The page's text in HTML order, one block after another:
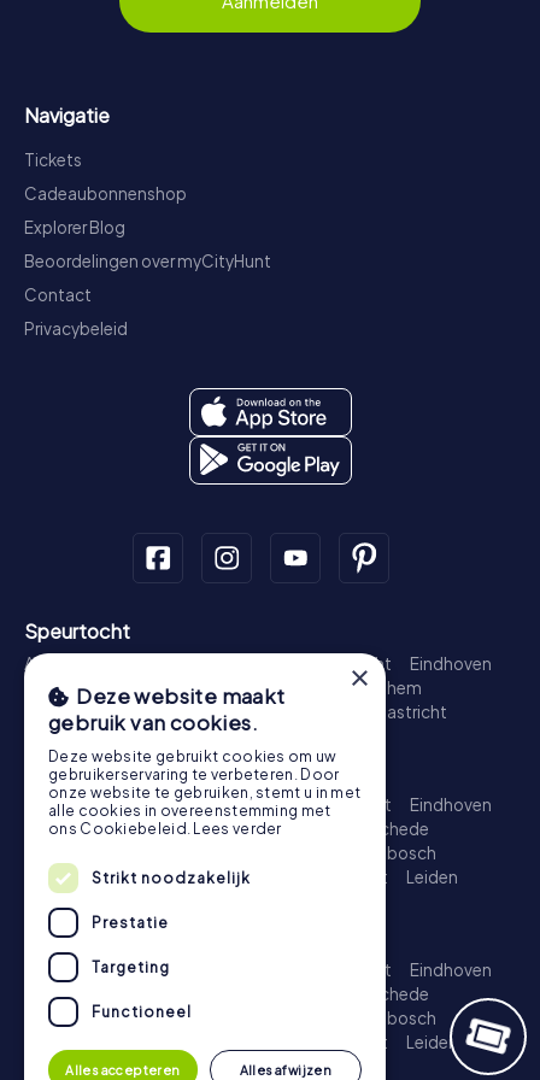
Navigatie
Tickets
Cadeaubonnenshop
Explorer Blog
Beoordelingen over myCityHunt
Contact
Privacybeleid
Speurtocht
Amsterdam Utrecht
Eindhoven
Groningen
Breda Nijmegen Haarlem
Arnhem
Amersfoort
's-Hertogenbosch
Maastricht
Leiden
Dordrecht
Schattenjacht
Amsterdam Rotterdam Den Haag Utrecht
Eindhoven
Groningen
Almere Breda Nijmegen
Enschede
's-Hertogenbosch
Apeldoorn
Zwolle Zoetermeer Maastricht
Leiden
Escape Game
Amsterdam Rotterdam Utrecht
Eindhoven
Groningen
Enschede
Haarlem
Arnhem Amersfoort
's-Hertogenbosch
Maastricht
Leiden
Dordrecht
×
Deze website maakt
gebruik van cookies.
Deze website gebruikt cookies om uw
gebruikerservaring te verbeteren. Door
onze website te gebruiken, stemt u in met
alle cookies in overeenstemming met
ons Cookiebeleid. Lees verder
Strikt noodzakelijk
Prestatie
Targeting
Functioneel
Alles accepteren Alles afwijzen